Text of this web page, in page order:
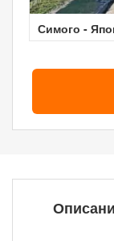
Симого -